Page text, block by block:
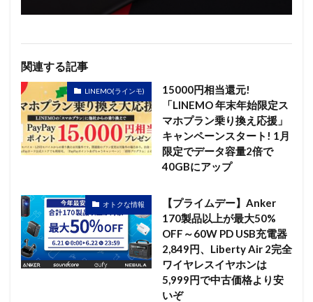
関連する記事
LINEMO(ラインモ)
15000円相当還元!
「LINEMO 年末年始限定ス
マホプラン乗り換え応援」
キャンペーンスタート! 1月
限定でデータ容量2倍で
40GBにアップ
オトクな情報
【プライムデー】Anker
170製品以上が最大50%
OFF～60W PD USB充電器
2,849円、Liberty Air 2完全
ワイヤレスイヤホンは
5,999円で中古価格より安
いぞ